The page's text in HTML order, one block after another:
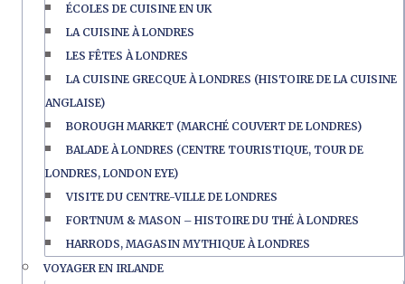
ÉCOLES DE CUISINE EN UK
LA CUISINE À LONDRES
LES FÊTES À LONDRES
LA CUISINE GRECQUE À LONDRES (HISTOIRE DE LA CUISINE
ANGLAISE)
BOROUGH MARKET (MARCHÉ COUVERT DE LONDRES)
BALADE À LONDRES (CENTRE TOURISTIQUE, TOUR DE
LONDRES, LONDON EYE)
VISITE DU CENTRE-VILLE DE LONDRES
FORTNUM & MASON – HISTOIRE DU THÉ À LONDRES
HARRODS, MAGASIN MYTHIQUE À LONDRES
VOYAGER EN IRLANDE